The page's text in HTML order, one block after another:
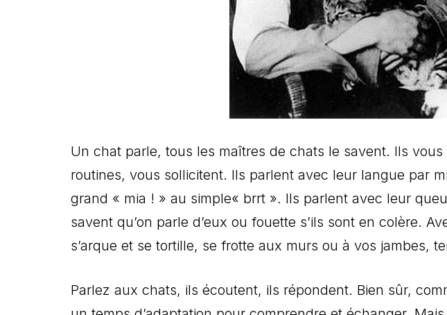
Un chat parle, tous les maîtres de chats le savent. Ils vous
routines, vous sollicitent. Ils parlent avec leur langue par
grand « mia ! » au simple« brrt ». Ils parlent avec leur
savent qu’on parle d’eux ou fouette s’ils sont en colère.
s’arque et se tortille, se frotte aux murs ou à vos jambes,
Parlez aux chats, ils écoutent, ils répondent. Bien sûr,